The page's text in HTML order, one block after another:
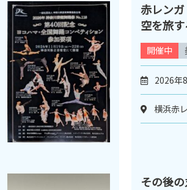
赤レン
空を旅す
開催中
2026年
横浜赤
その後